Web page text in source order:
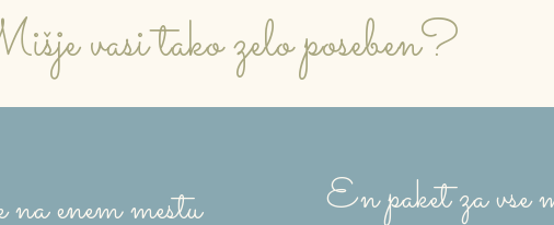
vasi tako zelo poseben?
enem mestu En paket za vse